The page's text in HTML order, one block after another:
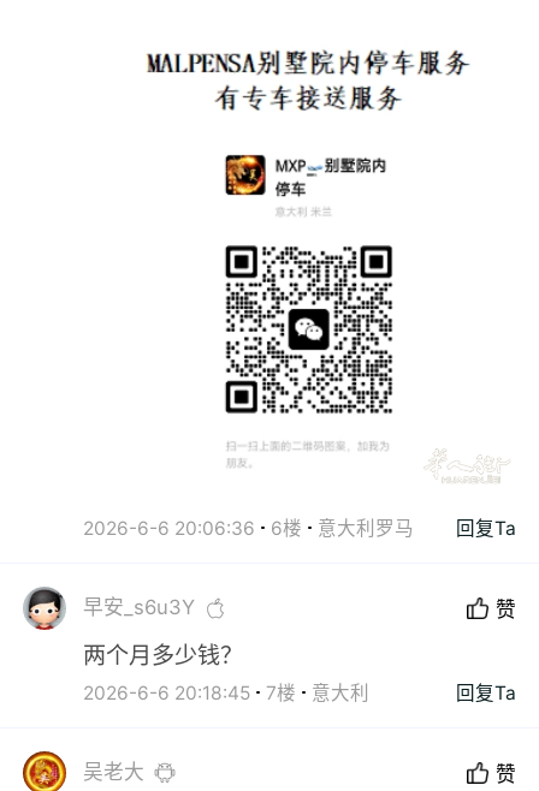
2026-6-6 20:06:36 6楼 意大利罗马 回复Ta
早安_s6u3Y 赞
两个月多少钱？
2026-6-6 20:18:45 7楼 意大利 回复Ta
吴老大 赞